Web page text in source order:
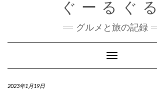
ぐーるぐる
グルメと旅の記録
Toggle
Navigation
2023年1月19日